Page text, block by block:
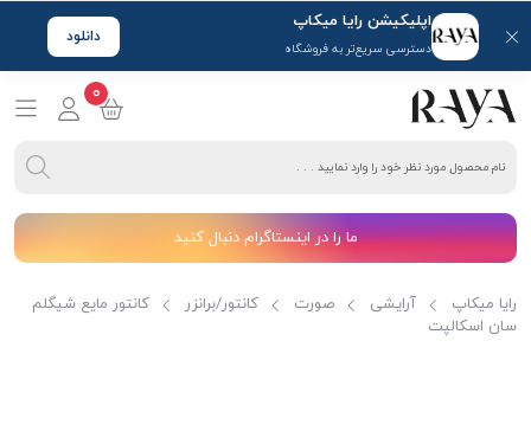
اپلیکیشن رایا میکاپ
دسترسی سریع‌تر به فروشگاه
دانلود
0
ما را در اینستاگرام دنبال کنید
رایا میکاپ آرایشی صورت کانتور/برانزر
کانتور مایع شیگلم
سان اسکالپت